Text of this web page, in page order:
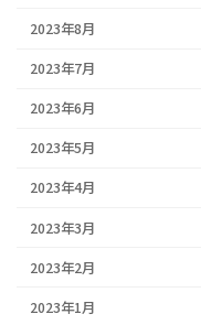
2023年8月
2023年7月
2023年6月
2023年5月
2023年4月
2023年3月
2023年2月
2023年1月